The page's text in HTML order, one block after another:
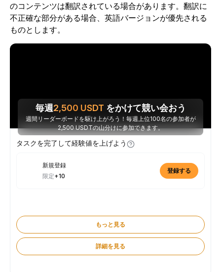
のコンテンツは翻訳されている場合があります。翻訳に
不正確な部分がある場合、英語バージョンが優先される
ものとします。
毎週2,500 USDT をかけて競い会おう
週間リーダーボードを駆け上がろう！毎週上位100名の参加者が
2,500 USDTの山分けに参加できます。
タスクを完了して経験値を上げよう
新規登録
限定+10
登録する
もっと見る
詳細を見る